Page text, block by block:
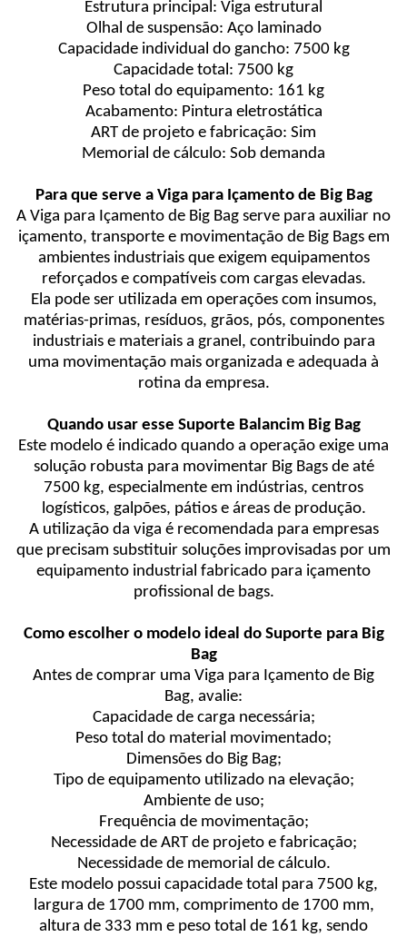
Estrutura principal: Viga estrutural
Olhal de suspensão: Aço laminado
Capacidade individual do gancho: 7500 kg
Capacidade total: 7500 kg
Peso total do equipamento: 161 kg
Acabamento: Pintura eletrostática
ART de projeto e fabricação: Sim
Memorial de cálculo: Sob demanda
Para que serve a Viga para Içamento de Big Bag
A Viga para Içamento de Big Bag serve para auxiliar no
içamento, transporte e movimentação de Big Bags em
ambientes industriais que exigem equipamentos
reforçados e compatíveis com cargas elevadas.
Ela pode ser utilizada em operações com insumos,
matérias-primas, resíduos, grãos, pós, componentes
industriais e materiais a granel, contribuindo para
uma movimentação mais organizada e adequada à
rotina da empresa.
Quando usar esse Suporte Balancim Big Bag
Este modelo é indicado quando a operação exige uma
solução robusta para movimentar Big Bags de até
7500 kg, especialmente em indústrias, centros
logísticos, galpões, pátios e áreas de produção.
A utilização da viga é recomendada para empresas
que precisam substituir soluções improvisadas por um
equipamento industrial fabricado para içamento
profissional de bags.
Como escolher o modelo ideal do Suporte para Big
Bag
Antes de comprar uma Viga para Içamento de Big
Bag, avalie:
Capacidade de carga necessária;
Peso total do material movimentado;
Dimensões do Big Bag;
Tipo de equipamento utilizado na elevação;
Ambiente de uso;
Frequência de movimentação;
Necessidade de ART de projeto e fabricação;
Necessidade de memorial de cálculo.
Este modelo possui capacidade total para 7500 kg,
largura de 1700 mm, comprimento de 1700 mm,
altura de 333 mm e peso total de 161 kg, sendo